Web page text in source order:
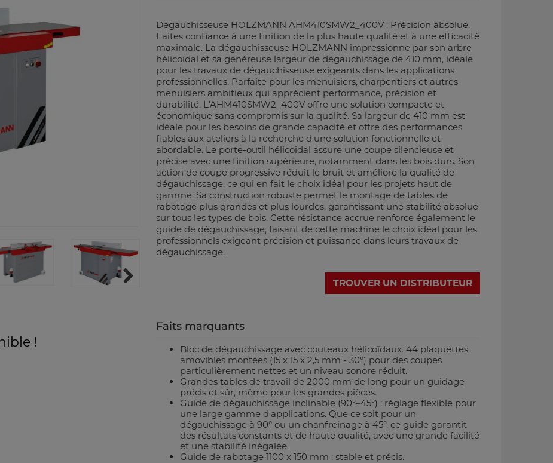
!
Dégauchisseuse HOLZMANN AHM410SMW2_400V : Précision absolue.
Faites confiance à une finition de la plus haute qualité et à une efficacité
maximale. La dégauchisseuse HOLZMANN impressionne par son arbre
hélicoïdal et sa généreuse largeur de dégauchissage de 410 mm, idéale
pour les travaux de dégauchisseuse exigeants dans les applications
professionnelles. Parfaite pour les menuisiers, charpentiers et autres
menuisiers ambitieux qui apprécient performance, précision et
durabilité. L'AHM410SMW2_400V offre une solution compacte et
économique sans compromis sur la qualité. Sa largeur de 410 mm est
idéale pour les besoins de grande capacité et offre des performances
fiables aux ateliers à la recherche d'une solution fonctionnelle et
abordable. Le porte-outil hélicoïdal assure une coupe silencieuse et
précise avec une finition supérieure, notamment dans les bois durs. Son
action de coupe progressive réduit le bruit et améliore la qualité de
dégauchissage, ce qui en fait le choix idéal pour les projets haut de
gamme. Sa construction robuste permet le montage de tables de
rabotage plus grandes et plus lourdes, garantissant une stabilité absolue
sur tous les types de bois. Cette résistance accrue renforce également le
guide de dégauchissage, faisant de cette machine le choix idéal pour les
professionnels exigeant précision et puissance dans leurs travaux de
dégauchissage.
TROUVER UN DISTRIBUTEUR
Faits marquants
Bloc de dégauchissage avec couteaux hélicoïdaux. 44 plaquettes
amovibles montées (15 x 15 x 2,5 mm - 30°) pour des coupes
particulièrement nettes et un niveau sonore réduit.
Grandes tables de travail de 2000 mm de long pour un guidage
précis et sûr, même pour les grandes pièces.
Guide de dégauchissage inclinable (90°–45°) : réglage flexible pour
une large gamme d'applications. Que ce soit pour un
dégauchissage à 90° ou un chanfreinage à 45°, ce guide garantit
des résultats constants et de haute qualité, avec une grande facilité
et une stabilité inégalée.
Guide de rabotage 1100 x 150 mm : stable et précis.